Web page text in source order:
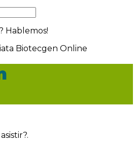
Hablemos!
Biotecgen Online